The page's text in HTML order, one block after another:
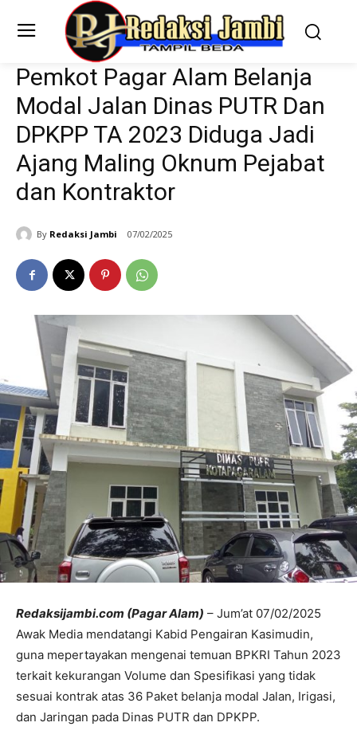
Pemkot Pagar Alam Belanja
Modal Jalan Dinas PUTR Dan
DPKPP TA 2023 Diduga Jadi
Ajang Maling Oknum Pejabat
dan Kontraktor
By Redaksi Jambi 07/02/2025
Redaksijambi.com (Pagar Alam) – Jum’at 07/02/2025
Awak Media mendatangi Kabid Pengairan Kasimudin,
guna mepertayakan mengenai temuan BPKRI Tahun 2023
terkait kekurangan Volume dan Spesifikasi yang tidak
sesuai kontrak atas 36 Paket belanja modal Jalan, Irigasi,
dan Jaringan pada Dinas PUTR dan DPKPP.